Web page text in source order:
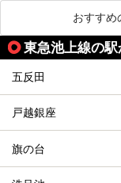
おすすめ
東急池上線の
五反田
戸越銀座
旗の台